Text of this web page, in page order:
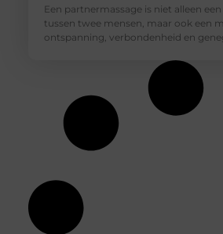
Een partnermassage is niet alleen
tussen twee mensen, maar ook een
ontspanning, verbondenheid en